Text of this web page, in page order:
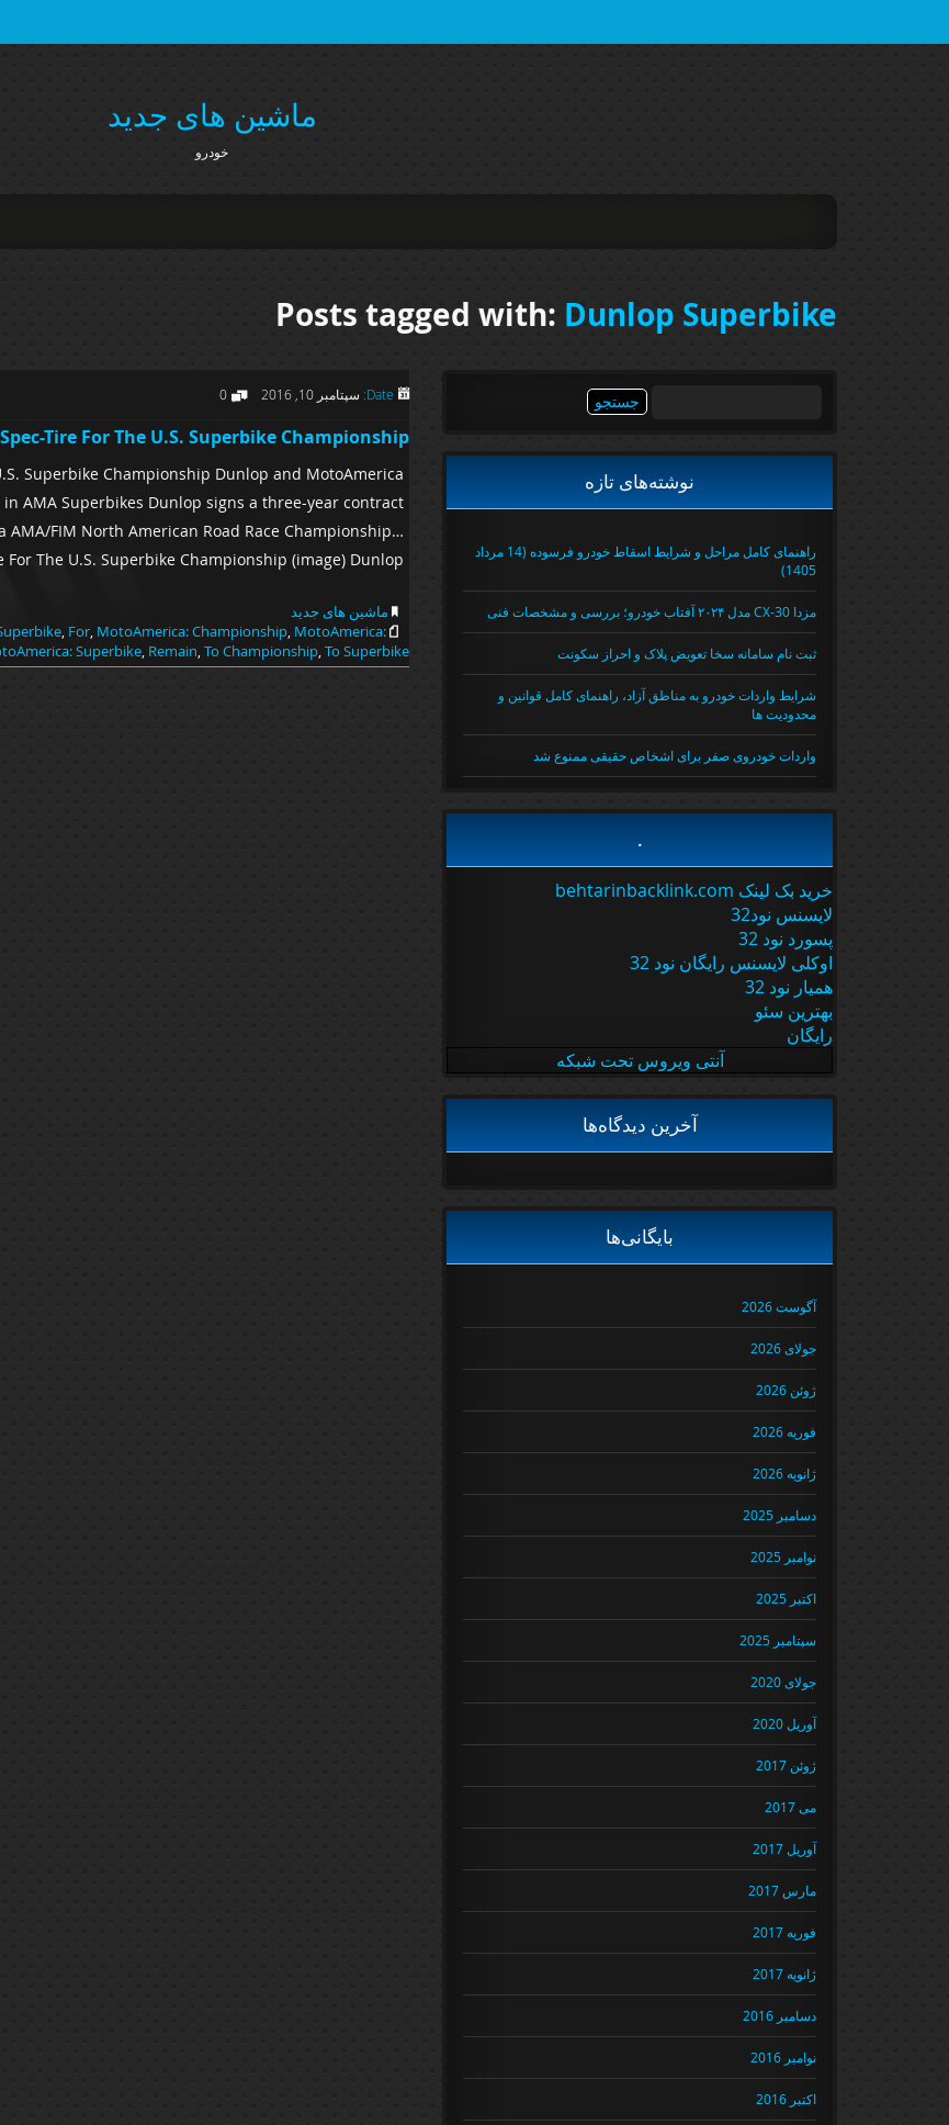
ماشین های جدید
خودرو
Posts tagged with: Dunlop Superbike
Date: سپتامبر 10, 2016 0
Tire For The U.S. Superbike Championship
Superbike Championship Dunlop and MotoAmerica
AMA Superbikes Dunlop signs a three-year contract
FIM North American Road Race Championship…
The U.S. Superbike Championship (image) Dunlop […]
ماشین های جدید
, For, MotoAmerica: Championship, MotoAmerica:
Superbike, Remain,To Championship,To Superbike
نوشته‌های تازه
راهنمای کامل مراحل و شرایط اسقاط خودرو فرسوده (14 مرداد
1405)
مزدا CX-30 مدل ۲۰۲۴ آفتاب خودرو؛ بررسی و مشخصات فنی
ثبت نام سامانه سخا تعویض پلاک و احراز سکونت
شرایط واردات خودرو به مناطق آزاد، راهنمای کامل قوانین و
محدودیت ها
واردات خودروی صفر برای اشخاص حقیقی ممنوع شد
.
خرید بک لینک behtarinbacklink.com
لایسنس نود32
پسورد نود 32
اوکلی لایسنس رایگان نود 32
همیار نود 32
بهترین سئو
رایگان
آنتی ویروس تحت شبکه
آخرین دیدگاه‌ها
بایگانی‌ها
آگوست 2026
جولای 2026
ژوئن 2026
فوریه 2026
ژانویه 2026
دسامبر 2025
نوامبر 2025
اکتبر 2025
سپتامبر 2025
جولای 2020
آوریل 2020
ژوئن 2017
می 2017
آوریل 2017
مارس 2017
فوریه 2017
ژانویه 2017
دسامبر 2016
نوامبر 2016
اکتبر 2016